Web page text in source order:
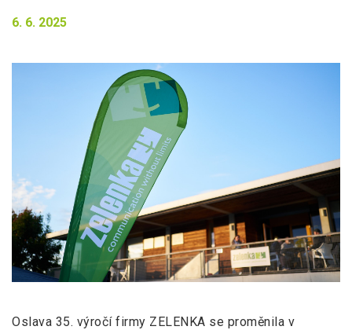
6. 6. 2025
Oslava 35. výročí firmy ZELENKA se proměnila v